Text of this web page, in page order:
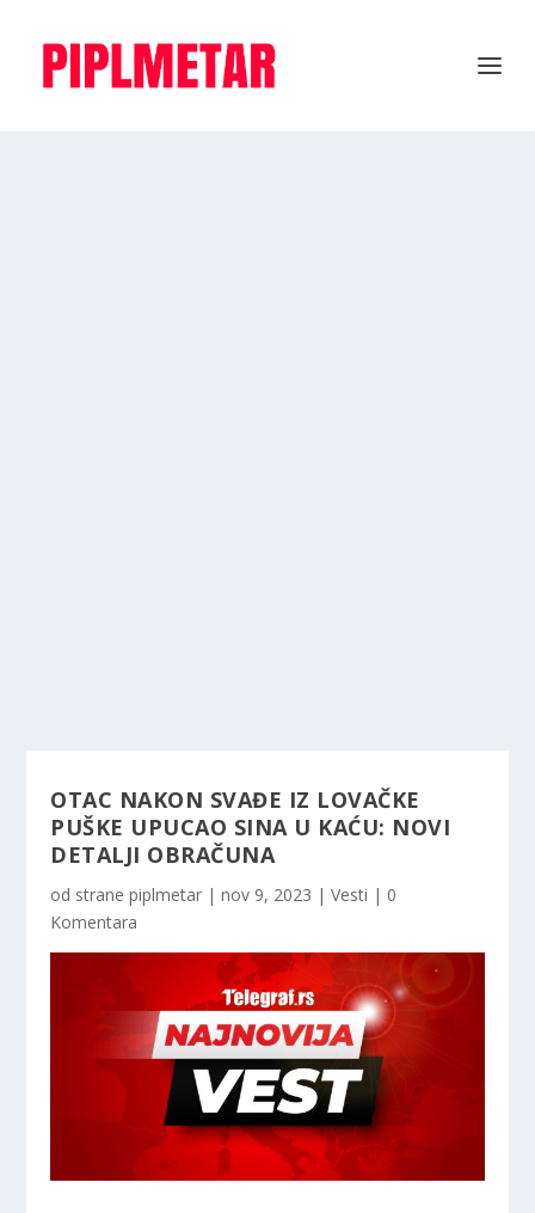
OTAC NAKON SVAĐE IZ LOVAČKE
PUŠKE UPUCAO SINA U KAĆU: NOVI
DETALJI OBRAČUNA
od stranepiplmetar |nov 9, 2023 |Vesti | 0
Komentara